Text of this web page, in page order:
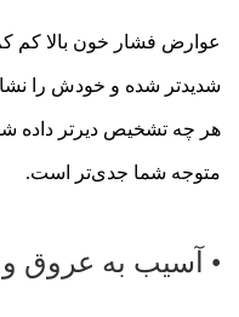
عوارض فشار خون بالا کم
شدیدتر شده و خودش را
هر چه تشخیص دیرتر داده
متوجه شما جدی‌تر است.
• آسیب به عروق و